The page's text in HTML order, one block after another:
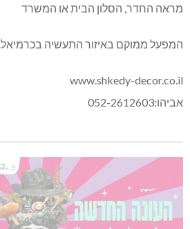
מראה החדר, הסלון הבית או המשרד
המפעל ממוקם באיזור התעשיה בכרמיאל.
www.shkedy-decor.co.il
אביהו:052-2612603